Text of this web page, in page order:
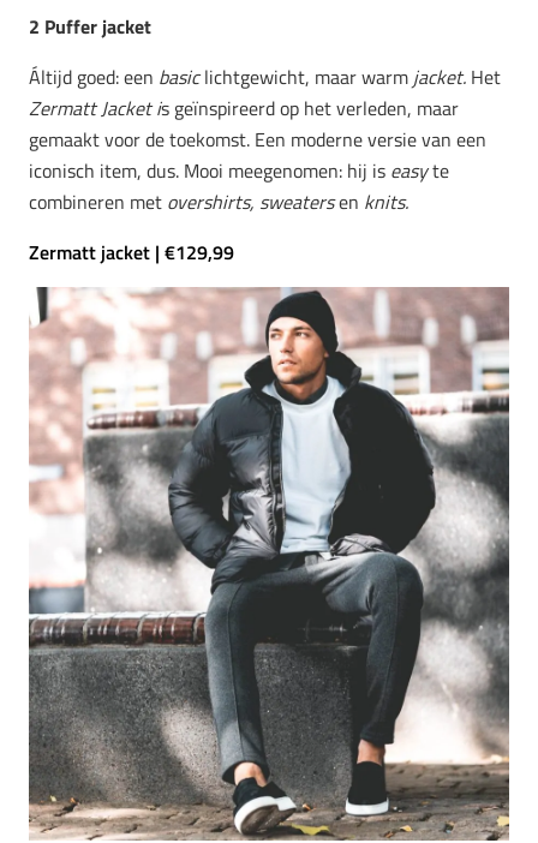
2 Puffer jacket
Áltijd goed: een basiclichtgewicht, maar warm jacket. Het
Zermatt Jacket is geïnspireerd op het verleden, maar
gemaakt voor de toekomst. Een moderne versie van een
iconisch item, dus. Mooi meegenomen: hij is easyte
combineren met overshirts, sweatersen knits.
Zermatt jacket | €129,99